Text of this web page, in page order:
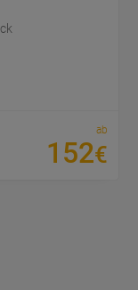
ab
152€